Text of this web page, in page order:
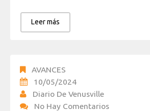
Leer más
AVANCES
10/05/2024
Diario De Venusville
No Hay Comentarios